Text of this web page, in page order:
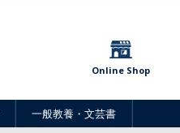
Online Shop
一般教養・文芸書